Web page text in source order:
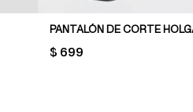
PANTALÓN DE CORTE
PRICE:
$ 699